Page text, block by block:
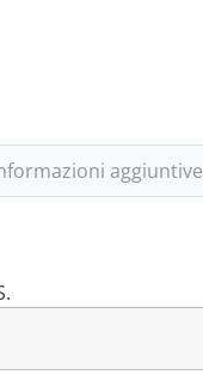
aggiuntive